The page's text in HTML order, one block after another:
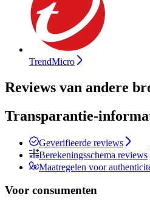
TrendMicro
Reviews van andere
Transparantie-
Geverifieerde reviews
Berekeningsschema reviews
Maatregelen voor
Voor consumenten